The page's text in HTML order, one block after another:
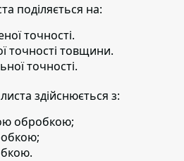
поділяється на:
точності.
точності товщини.
точності.
здійснюється з:
обробкою;